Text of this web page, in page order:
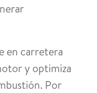
en carretera
y optimiza
Por